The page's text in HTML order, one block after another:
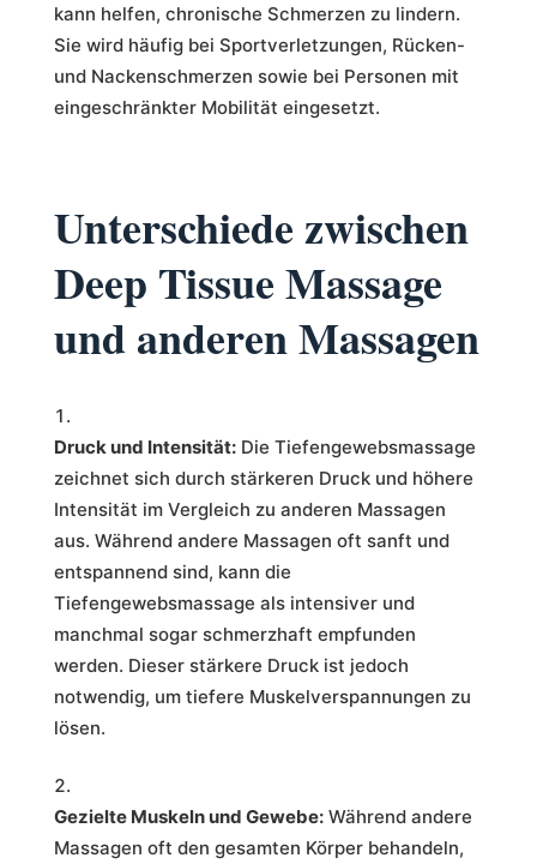
kann helfen, chronische Schmerzen zu lindern.
Sie wird häufig bei Sportverletzungen, Rücken-
und Nackenschmerzen sowie bei Personen mit
eingeschränkter Mobilität eingesetzt.
Unterschiede zwischen
Deep Tissue Massage
und anderen Massagen
Druck und Intensität:Die Tiefengewebsmassage
zeichnet sich durch stärkeren Druck und höhere
Intensität im Vergleich zu anderen Massagen
aus. Während andere Massagen oft sanft und
entspannend sind, kann die
Tiefengewebsmassage als intensiver und
manchmal sogar schmerzhaft empfunden
werden. Dieser stärkere Druck ist jedoch
notwendig, um tiefere Muskelverspannungen zu
lösen.
Gezielte Muskeln und Gewebe:Während andere
Massagen oft den gesamten Körper behandeln,